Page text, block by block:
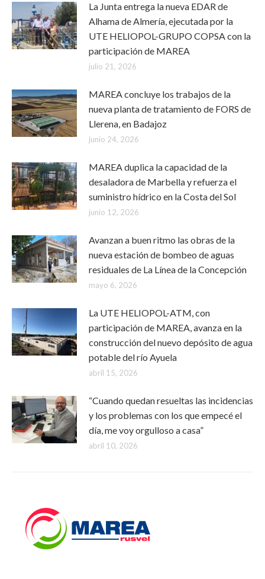
La Junta entrega la nueva EDAR de
Alhama de Almería, ejecutada por la
UTE HELIOPOL-GRUPO COPSA con la
participación de MAREA
julio 21, 2026
MAREA concluye los trabajos de la
nueva planta de tratamiento de FORS de
Llerena, en Badajoz
junio 24, 2026
MAREA duplica la capacidad de la
desaladora de Marbella y refuerza el
suministro hídrico en la Costa del Sol
junio 12, 2026
Avanzan a buen ritmo las obras de la
nueva estación de bombeo de aguas
residuales de La Línea de la Concepción
mayo 6, 2026
La UTE HELIOPOL-ATM, con
participación de MAREA, avanza en la
construcción del nuevo depósito de agua
potable del río Ayuela
abril 15, 2026
“Cuando quedan resueltas las incidencias
y los problemas con los que empecé el
día, me voy orgulloso a casa”
abril 10, 2026